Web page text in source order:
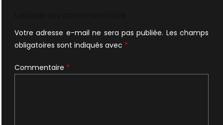
Votre adresse e-mail ne sera pas publiée. Les champs
obligatoires sont indiqués avec *
Commentaire *